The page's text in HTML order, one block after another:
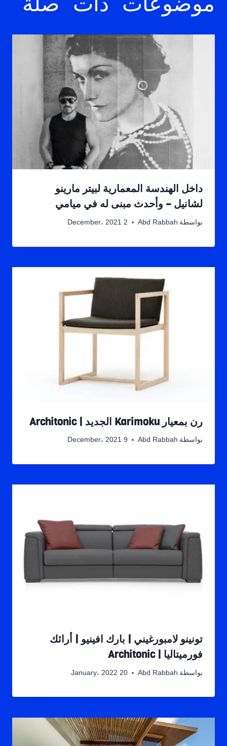
موضوعات ذات صلة
داخل الهندسة المعمارية لبيتر مارينو
لشانيل – وأحدث مبنى له في ميامي
بواسطة Abd Rabbah 2 December، 2021
رن بمعيار Karimoku الجديد | Architonic
بواسطة Abd Rabbah 9 December، 2021
تونينو لامبورغيني | بارك افينيو | أرائك
فورميتاليا | Architonic
بواسطة Abd Rabbah 20 January، 2022